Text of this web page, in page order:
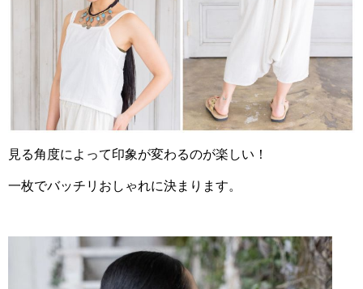
見る角度によって印象が変わるのが楽しい！
一枚でバッチリおしゃれに決まります。